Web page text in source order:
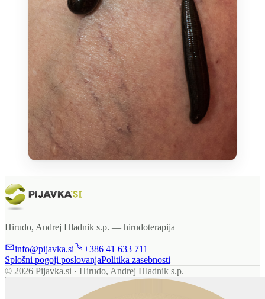
Hirudo, Andrej Hladnik s.p. — hirudoterapija
info@pijavka.si
+386 41 633 711
Splošni pogoji poslovanjaPolitika zasebnosti
© 2026 Pijavka.si · Hirudo, Andrej Hladnik s.p.